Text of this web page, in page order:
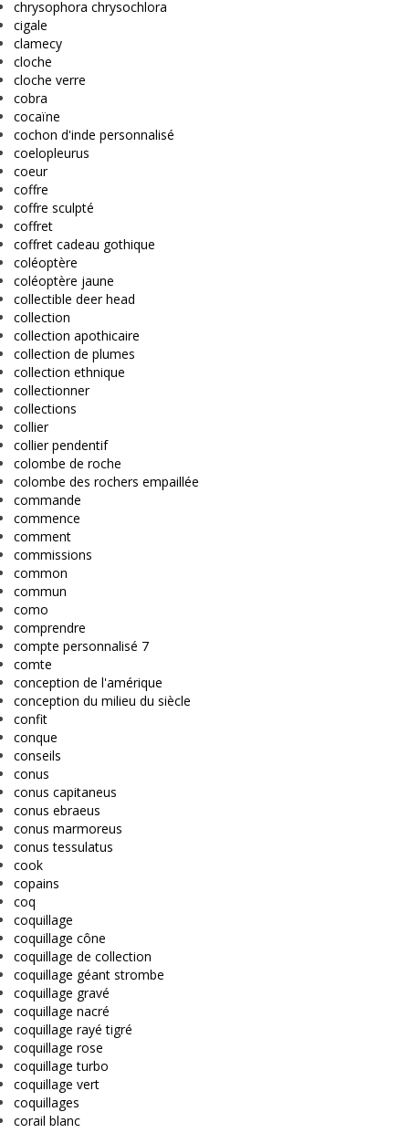
chrysophora chrysochlora
cigale
clamecy
cloche
cloche verre
cobra
cocaïne
cochon d'inde personnalisé
coelopleurus
coeur
coffre
coffre sculpté
coffret
coffret cadeau gothique
coléoptère
coléoptère jaune
collectible deer head
collection
collection apothicaire
collection de plumes
collection ethnique
collectionner
collections
collier
collier pendentif
colombe de roche
colombe des rochers empaillée
commande
commence
comment
commissions
common
commun
como
comprendre
compte personnalisé 7
comte
conception de l'amérique
conception du milieu du siècle
confit
conque
conseils
conus
conus capitaneus
conus ebraeus
conus marmoreus
conus tessulatus
cook
copains
coq
coquillage
coquillage cône
coquillage de collection
coquillage géant strombe
coquillage gravé
coquillage nacré
coquillage rayé tigré
coquillage rose
coquillage turbo
coquillage vert
coquillages
corail blanc